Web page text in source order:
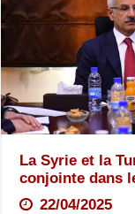
La Syrie et la
conjointe dans
22/04/2025